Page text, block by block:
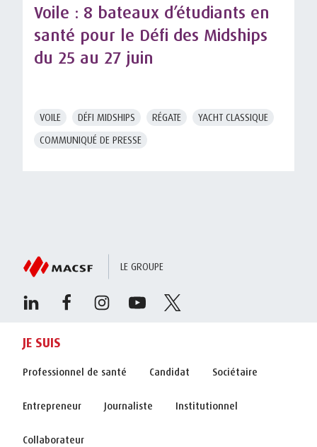
Voile : 8 bateaux d’étudiants en
santé pour le Défi des Midships
du 25 au 27 juin
VOILE DÉFI MIDSHIPS RÉGATE
YACHT CLASSIQUE
COMMUNIQUÉ DE PRESSE
LE GROUPE
JE SUIS
Professionnel de santé Candidat Sociétaire
Entrepreneur Journaliste Institutionnel
Collaborateur